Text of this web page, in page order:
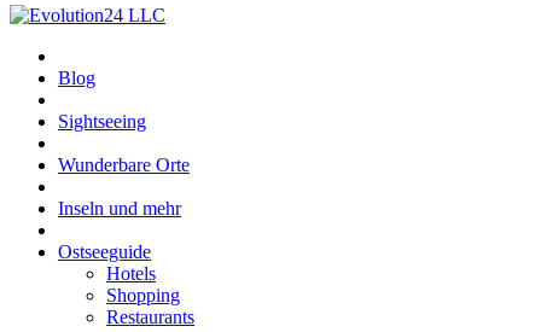
Blog
Sightseeing
Wunderbare Orte
Inseln und mehr
Ostseeguide
Hotels
Shopping
Restaurants